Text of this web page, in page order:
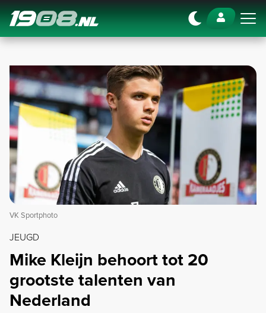
Navigation
VK Sportphoto
JEUGD
Mike Kleijn behoort tot 20
grootste talenten van
Nederland